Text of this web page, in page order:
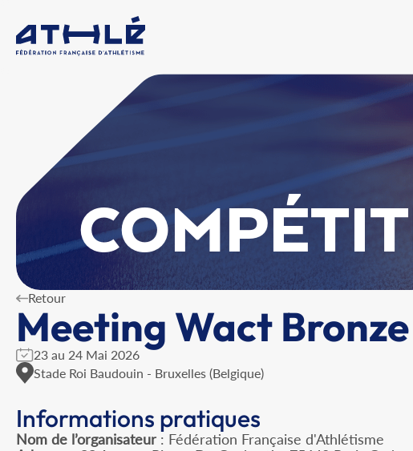
Retour
Meeting Wact
23 au 24 Mai 2026
Stade Roi Baudouin - Bruxelles (Belgique)
Informations pratiques
Nom de l’organisateur : Fédération Française d'Athlétisme